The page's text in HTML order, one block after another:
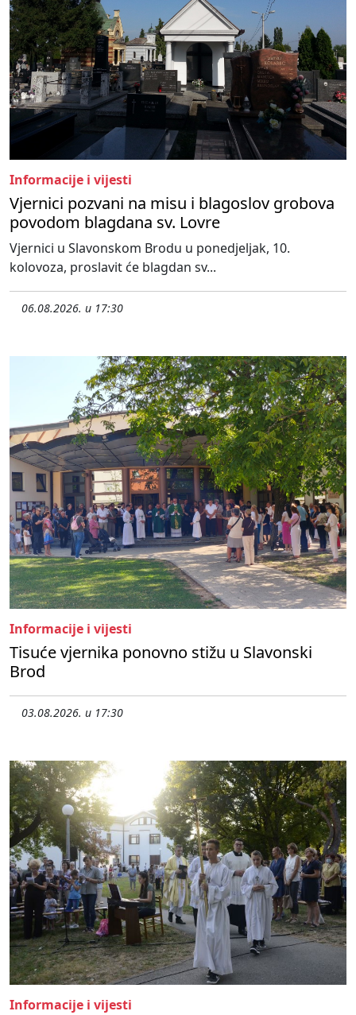
Informacije i vijesti
Vjernici pozvani na misu i blagoslov grobova
povodom blagdana sv. Lovre
Vjernici u Slavonskom Brodu u ponedjeljak, 10.
kolovoza, proslavit će blagdan sv...
06.08.2026. u 17:30
Informacije i vijesti
Tisuće vjernika ponovno stižu u Slavonski
Brod
03.08.2026. u 17:30
Informacije i vijesti